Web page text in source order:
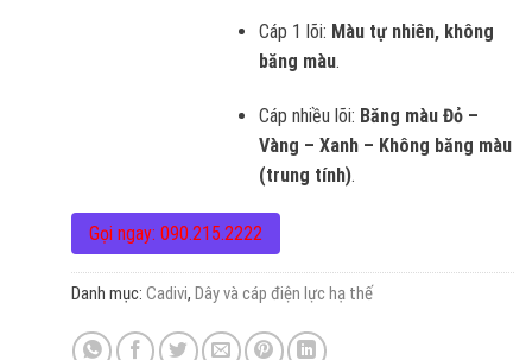
Cáp 1 lõi: Màu tự nhiên, không
băng màu.
Cáp nhiều lõi: Băng màu Đỏ –
Vàng – Xanh – Không băng màu
(trung tính).
Gọi ngay: 090.215.2222
Danh mục: Cadivi, Dây và cáp điện lực hạ thế